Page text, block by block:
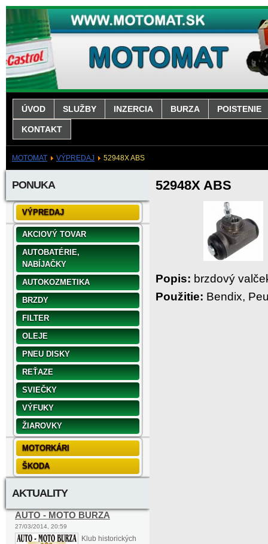
ÚVOD SLUŽBY INZERCIA BURZA POISTENIE
KONTAKT
MOTOMAT VÝPREDAJ 52948X ABS
PONUKA
VÝPREDAJ
AKCIOVÝ TOVAR
AUTOBATÉRIE,
NABÍJAČKY
AUTOKOZMETIKA
BRZDY
FILTER
OLEJE
PNEU DISKY
REŤAZE
SVIEČKY
VÝFUKY
ŽIAROVKY
MOTORKÁRI
ŠKODA
AKTUALITY
AUTO - MOTO BURZA
27/03/2014, 20:59
Klub historických
52948X ABS
Popis: brzdový
Použitie: Bendix,